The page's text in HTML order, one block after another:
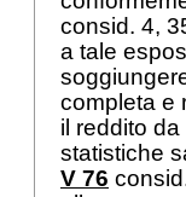
consid. 4,
a tale
completa e
il reddito
statistiche
V 76